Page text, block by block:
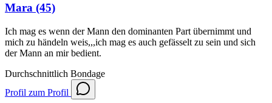
Mara (45)
Ich mag es wenn der Mann den dominanten Part übernimmt und
mich zu händeln weis,,,ich mag es auch gefässelt zu sein und sich
der Mann an mir bedient.
Durchschnittlich Bondage
Profil zum Profil